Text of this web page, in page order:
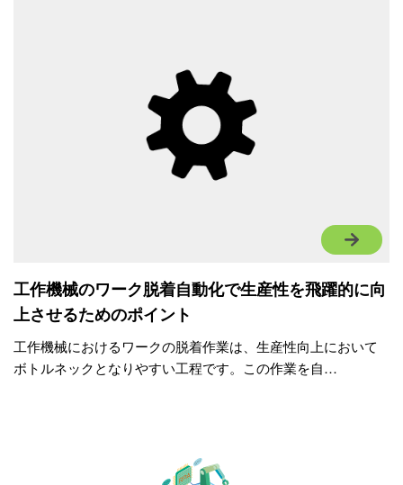
工作機械のワーク脱着自動化で生産性を飛躍的に向
上させるためのポイント
工作機械におけるワークの脱着作業は、生産性向上において
ボトルネックとなりやすい工程です。この作業を自…